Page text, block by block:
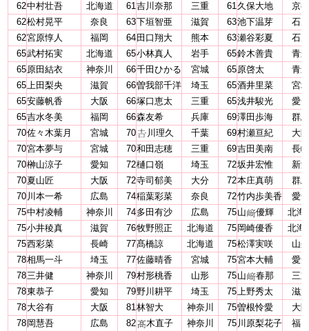
62中村壮吾 北海道 61吉川奈那 三重 61久保大地
京
62松村晃平 奈良 63下垣智亜 滋賀 63池下温芽
石
62宮原惇人 福岡 64 田口翔大 熊本 63瀬谷彩夏
石
65武村拓実 北海道 65小林真人 岩手 65鈴木善貴
青
65原田結衣 神奈川 66千田ひかる 宮城 65原啓太
青
65上田梨央 滋賀 66曽我部千洋 埼玉 65酒井里菜
宮
65安藤帆香 大阪 66塚口恵太 三重 65浅井駿光
愛
65吉水冬美 福岡 66森友希 兵庫 69澤田歩海
群
70佐々木葉月 宮城 70 川理久 千葉 69村瀬亘紀
大
70宮本夢与 宮城 70和田志穂 三重 69吉田美南
長
70榊山涼子 愛知 72樋口嶺 埼玉 72坂井宏惟
新
70夏山匠 大阪 72寺司郁美 大分 72本庄真萌
群
70 川本一希 広島 74稲葉彩菜 奈良 72竹内歩美香
愛
75中村凌輔 神奈川 74多田有沙 広島 75山 優輝
北海
75小井稜真 滋賀 76牧野照正 北海道 75 岡崎優香
北海
75西彩菜 長崎 77髙橋諒 北海道 75松澤実咲
山
78相馬一斗 埼玉 77佐藤晴香 宮城 75宮本大輔
愛
78三井健 神奈川 79村形桃香 山形 75山 春那
三
78東恭子 愛知 79野川耕平 埼玉 75上野秀太
滋
78大谷有 大阪 81林智大 神奈川 75曽根怜愛
大
78 岡慧吾 広島 82 木直子 神奈川 75 川原梨花子
福